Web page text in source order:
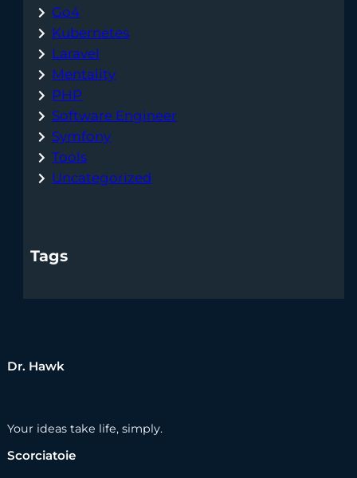
Go4
Kubernetes
Laravel
Mentality
PHP
Software Engineer
Symfony
Tools
Uncategorized
Tags
Dr. Hawk
Your ideas take life, simply.
Scorciatoie